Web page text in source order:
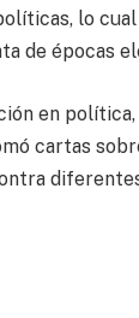
lo
de épocas
en política,
cartas